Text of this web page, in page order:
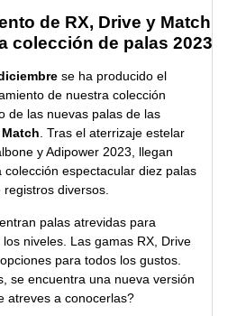
de RX, Drive y Match
colección de palas 2023
se ha producido el
de nuestra colección
de las nuevas palas de las
Match . Tras el aterrizaje estelar
y Adipower 2023, llegan
colección espectacular diez palas
diversos.
palas atrevidas para
niveles. Las gamas RX, Drive
para todos los gustos.
se encuentra una nueva versión
atreves a conocerlas?